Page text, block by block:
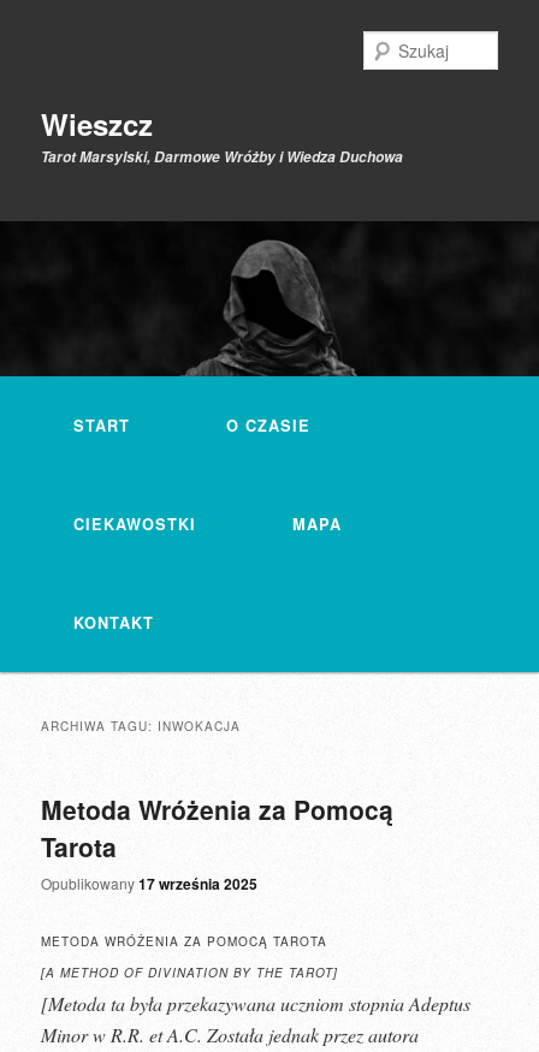
Wieszcz
Tarot Marsylski, Darmowe Wróżby i Wiedza Duchowa
START O CZASIE
CIEKAWOSTKI MAPA
KONTAKT
ARCHIWA TAGU: INWOKACJA
Metoda Wróżenia za Pomocą
Tarota
Opublikowany17 września 2025
METODA WRÓŻENIA ZA POMOCĄ TAROTA
[A METHOD OF DIVINATION BY THE TAROT]
[Metoda ta była przekazywana uczniom stopnia Adeptus
Minor w R.R. et A.C. Została jednak przez autora